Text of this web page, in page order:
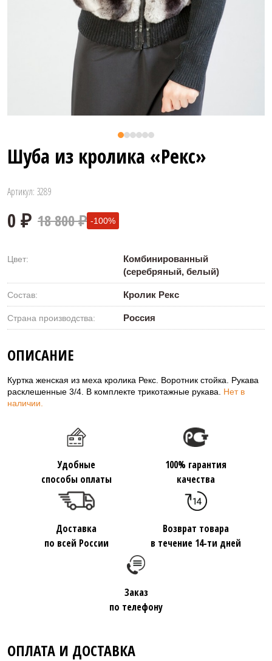
Шуба из кролика «Рекс»
Артикул: 3289
0 ₽
18 800 ₽ -100%
Цвет:
Комбинированный
(серебряный, белый)
Состав: Кролик Рекс
Страна производства: Россия
ОПИСАНИЕ
Куртка женская из меха кролика Рекс. Воротник стойка. Рукава
расклешенные 3/4. В комплекте трикотажные рукава.
Нет в
наличии.
Удобные
способы оплаты
100% гарантия
качества
Доставка
по всей России
Возврат товара
в течение 14-ти дней
Заказ
по телефону
ОПЛАТА И ДОСТАВКА